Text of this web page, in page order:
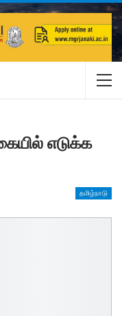
எடுக்க
தமிழ்நாடு